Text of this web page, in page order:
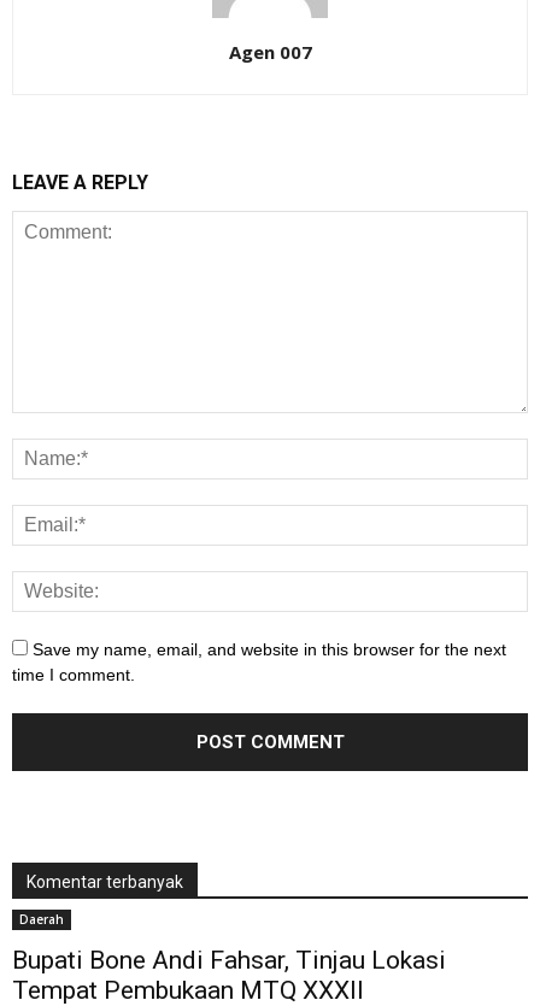
Agen 007
LEAVE A REPLY
Save my name, email, and website in this browser for the next
time I comment.
Komentar terbanyak
Daerah
Bupati Bone Andi Fahsar, Tinjau Lokasi
Tempat Pembukaan MTQ XXXII